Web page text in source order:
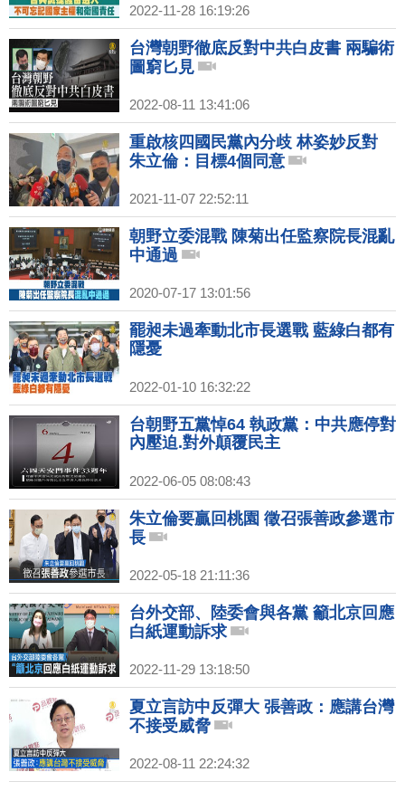
2022-11-28 16:19:26
台灣朝野徹底反對中共白皮書 兩騙術
圖窮匕見
2022-08-11 13:41:06
重啟核四國民黨內分歧 林姿妙反對
朱立倫：目標4個同意
2021-11-07 22:52:11
朝野立委混戰 陳菊出任監察院長混亂
中通過
2020-07-17 13:01:56
罷昶未過牽動北市長選戰 藍綠白都有
隱憂
2022-01-10 16:32:22
台朝野五黨悼64 執政黨：中共應停對
內壓迫.對外顛覆民主
2022-06-05 08:08:43
朱立倫要贏回桃園 徵召張善政參選市
長
2022-05-18 21:11:36
台外交部、陸委會與各黨 籲北京回應
白紙運動訴求
2022-11-29 13:18:50
夏立言訪中反彈大 張善政：應講台灣
不接受威脅
2022-08-11 22:24:32